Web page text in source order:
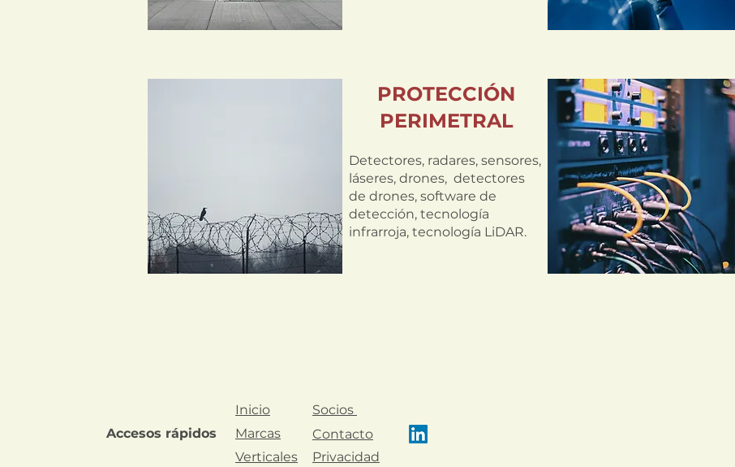
PROTECCIÓN
PERIMETRAL
Detectores, radares, sensores,
láseres, drones, detectores
de drones, software de
detección, tecnología
infrarroja, tecnología LiDAR.
Accesos rápidos
Inicio
Marcas
Verticales
Socios
Contacto
Privacidad